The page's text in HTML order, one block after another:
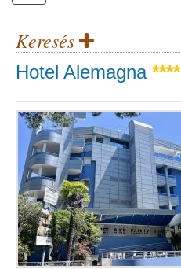
Keresés
Hotel Alemagna ****